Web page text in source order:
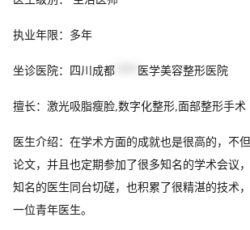
执业年限：多年
坐诊医院：四川成都 医学美容整形医院
擅长：激光吸脂瘦脸,数字化整形,面部整形手术
医生介绍：在学术方面的成就也是很高的，不
论文，并且也定期参加了很多知名的学术会议
知名的医生同台切磋，也积累了很精湛的技术
一位青年医生。